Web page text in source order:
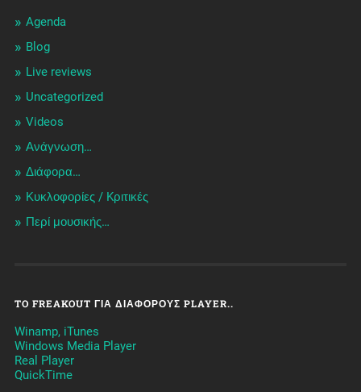
Agenda
Blog
Live reviews
Uncategorized
Videos
Ανάγνωση…
Διάφορα…
Κυκλοφορίες / Kριτικές
Περί μουσικής…
TO FREAKOUT ΓΙΑ ΔΙΆΦΟΡΟΥΣ PLAYER..
Winamp, iTunes
Windows Media Player
Real Player
QuickTime